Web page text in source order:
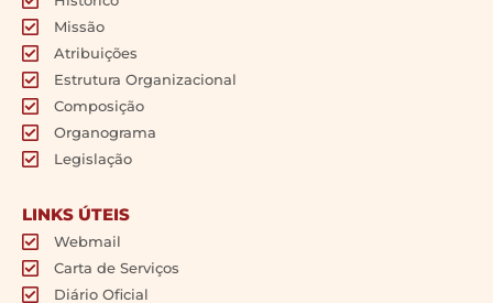
Missão
Atribuições
Estrutura Organizacional
Composição
Organograma
Legislação
LINKS ÚTEIS
Webmail
Carta de Serviços
Diário Oficial